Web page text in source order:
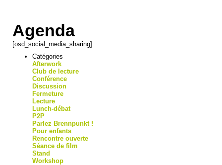
Agenda
[osd_social_media_sharing]
Catégories
Afterwork
Club de lecture
Conférence
Discussion
Fermeture
Lecture
Lunch-débat
P2P
Parlez Brennpunkt !
Pour enfants
Rencontre ouverte
Séance de film
Stand
Workshop